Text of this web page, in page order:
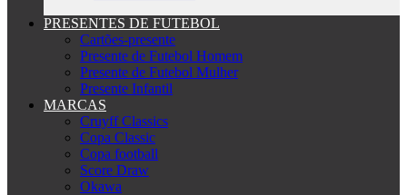
PRESENTES DE FUTEBOL
Cartões-presente
Presente de Futebol Homem
Presente de Futebol Mulher
Presente Infantil
MARCAS
Cruyff Classics
Copa Classic
Copa football
Score Draw
Okawa